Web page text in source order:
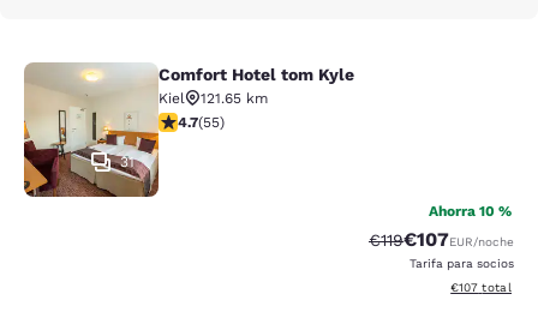
Comfort Hotel tom Kyle
31
Comfort Hotel tom Kyle
Kiel
121.65 km
calificación de 4.69 estrellas. Excepcional. 55 reseñas
4.7(55)
Ahorra 10 %
Precio tachado:
€119Precio con
€107EUR/noche
Tarifa para socios
Ver detalles
€107 total